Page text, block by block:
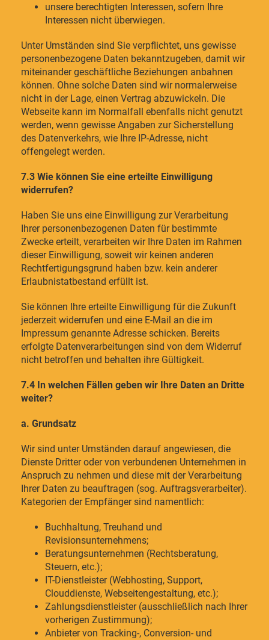
unsere berechtigten Interessen, sofern Ihre
Interessen nicht überwiegen.
Unter Umständen sind Sie verpflichtet, uns gewisse
personenbezogene Daten bekanntzugeben, damit wir
miteinander geschäftliche Beziehungen anbahnen
können. Ohne solche Daten sind wir normalerweise
nicht in der Lage, einen Vertrag abzuwickeln. Die
Webseite kann im Normalfall ebenfalls nicht genutzt
werden, wenn gewisse Angaben zur Sicherstellung
des Datenverkehrs, wie Ihre IP-Adresse, nicht
offengelegt werden.
7.3 Wie können Sie eine erteilte Einwilligung
widerrufen?
Haben Sie uns eine Einwilligung zur Verarbeitung
Ihrer personenbezogenen Daten für bestimmte
Zwecke erteilt, verarbeiten wir Ihre Daten im Rahmen
dieser Einwilligung, soweit wir keinen anderen
Rechtfertigungsgrund haben bzw. kein anderer
Erlaubnistatbestand erfüllt ist.
Sie können Ihre erteilte Einwilligung für die Zukunft
jederzeit widerrufen und eine E-Mail an die im
Impressum genannte Adresse schicken. Bereits
erfolgte Datenverarbeitungen sind von dem Widerruf
nicht betroffen und behalten ihre Gültigkeit.
7.4 In welchen Fällen geben wir Ihre Daten an Dritte
weiter?
a. Grundsatz
Wir sind unter Umständen darauf angewiesen, die
Dienste Dritter oder von verbundenen Unternehmen in
Anspruch zu nehmen und diese mit der Verarbeitung
Ihrer Daten zu beauftragen (sog. Auftragsverarbeiter).
Kategorien der Empfänger sind namentlich:
Buchhaltung, Treuhand und
Revisionsunternehmens;
Beratungsunternehmen (Rechtsberatung,
Steuern, etc.);
IT-Dienstleister (Webhosting, Support,
Clouddienste, Webseitengestaltung, etc.);
Zahlungsdienstleister (ausschließlich nach Ihrer
vorherigen Zustimmung);
Anbieter von Tracking-, Conversion- und